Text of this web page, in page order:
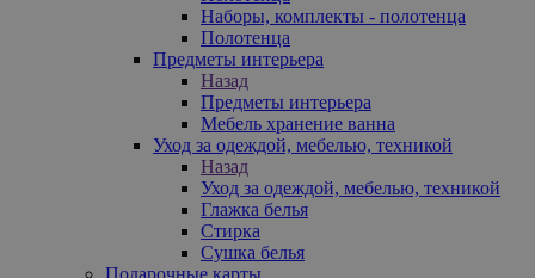
Наборы, комплекты - полотенца
Полотенца
Предметы интерьера
Назад
Предметы интерьера
Мебель хранение ванна
Уход за одеждой, мебелью, техникой
Назад
Уход за одеждой, мебелью, техникой
Глажка белья
Стирка
Сушка белья
Подарочные карты